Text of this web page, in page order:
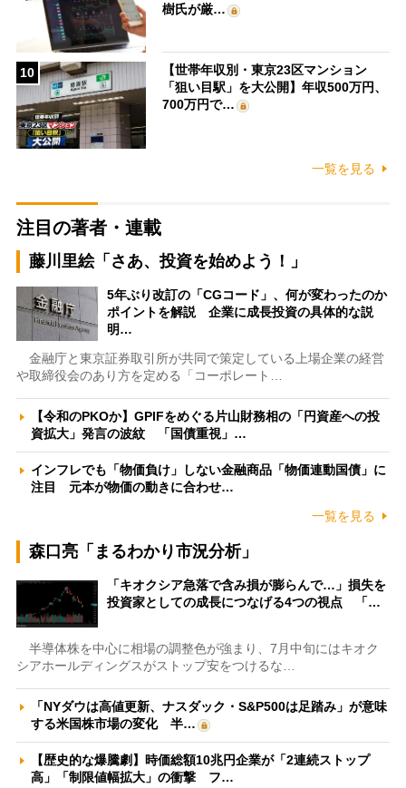
樹氏が厳…
10
【世帯年収別・東京23区マンション
「狙い目駅」を大公開】年収500万円、
700万円で…
一覧を見る
注目の著者・連載
藤川里絵「さあ、投資を始めよう！」
5年ぶり改訂の「CGコード」、何が変わったのか
ポイントを解説 企業に成長投資の具体的な説
明…
金融庁と東京証券取引所が共同で策定している上場企業の経営
や取締役会のあり方を定める「コーポレート…
【令和のPKOか】GPIFをめぐる片山財務相の「円資産への投
資拡大」発言の波紋 「国債重視」…
インフレでも「物価負け」しない金融商品「物価連動国債」に
注目 元本が物価の動きに合わせ…
一覧を見る
森口亮「まるわかり市況分析」
「キオクシア急落で含み損が膨らんで…」損失を
投資家としての成長につなげる4つの視点 「…
半導体株を中心に相場の調整色が強まり、7月中旬にはキオク
シアホールディングスがストップ安をつけるな…
「NYダウは高値更新、ナスダック・S&P500は足踏み」が意味
する米国株市場の変化 半…
【歴史的な爆騰劇】時価総額10兆円企業が「2連続ストップ
高」「制限値幅拡大」の衝撃 フ…